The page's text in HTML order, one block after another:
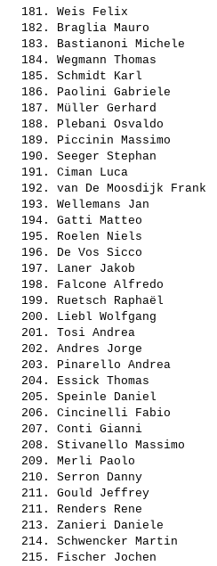
  181.
Weis
  182.
Braglia
  183.
Bastianoni
  184.
Wegmann
  185.
Schmidt
  186.
Paolini
  187.
Müller
  188.
Plebani
  189.
Piccinin
  190.
Seeger
  191.
Ciman
  192.
van De Moosdijk
  193.
Wellemans
  194.
Gatti
  195.
Roelen
  196.
De Vos
  197.
Laner
  198.
Falcone
  199.
Ruetsch
  200.
Liebl
  201.
Tosi
  202.
Andres
  203.
Pinarello
  204.
Essick
  205.
Speinle
  206.
Cincinelli
  207.
Conti
  208.
Stivanello
  209.
Merli
  210.
Serron
  211.
Gould
  211.
Renders
  213.
Zanieri
  214.
Schwencker
  215.
Fischer